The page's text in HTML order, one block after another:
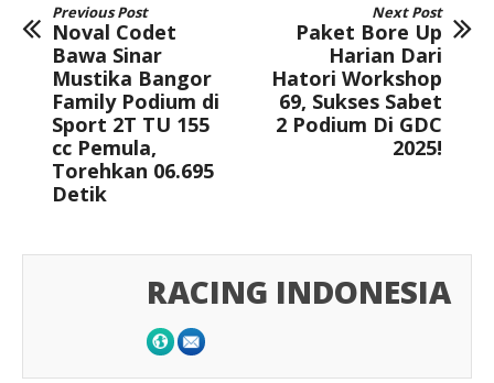
Previous Post
Noval Codet
Bawa Sinar
Mustika Bangor
Family Podium di
Sport 2T TU 155
cc Pemula,
Torehkan 06.695
Detik
Next Post
Paket Bore Up
Harian Dari
Hatori Workshop
69, Sukses Sabet
2 Podium Di GDC
2025!
RACING INDONESIA